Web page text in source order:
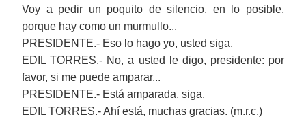
Voy a pedir un poquito de silencio, en lo posible,
porque hay como un murmullo...
PRESIDENTE.- Eso lo hago yo, usted siga.
EDIL TORRES.- No, a usted le digo, presidente: por
favor, si me puede amparar...
PRESIDENTE.- Está amparada, siga.
EDIL TORRES.- Ahí está, muchas gracias. (m.r.c.)